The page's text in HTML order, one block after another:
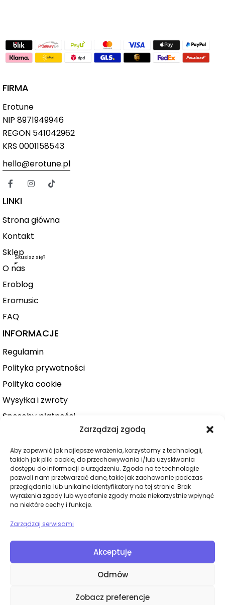
Zarządzaj zgodą
Aby zapewnić jak najlepsze wrażenia, korzystamy z technologii,
takich jak pliki cookie, do przechowywania i/lub uzyskiwania
dostępu do informacji o urządzeniu. Zgoda na te technologie
pozwoli nam przetwarzać dane, takie jak zachowanie podczas
przeglądania lub unikalne identyfikatory na tej stronie. Brak
wyrażenia zgody lub wycofanie zgody może niekorzystnie wpłynąć
na niektóre cechy i funkcje.
Zarządzaj serwisami
Akceptuję
Odmów
Zobacz preferencje
FIRMA
Erotune
NIP 8971949946
REGON 541042962
KRS 0001158543
hello@erotune.pl
LINKI
Strona główna
Kontakt
Sklep
O nas
Skusisz się?
Eroblog
Eromusic
FAQ
INFORMACJE
Regulamin
Polityka prywatności
Polityka cookie
Wysyłka i zwroty
Sposoby płatności
Zamówienie
KATEGORIE
Dla niej
Dla niego
BDSM